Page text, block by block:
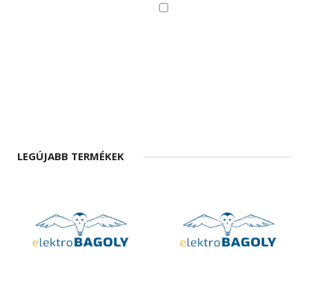
LEGÚJABB TERMÉKEK